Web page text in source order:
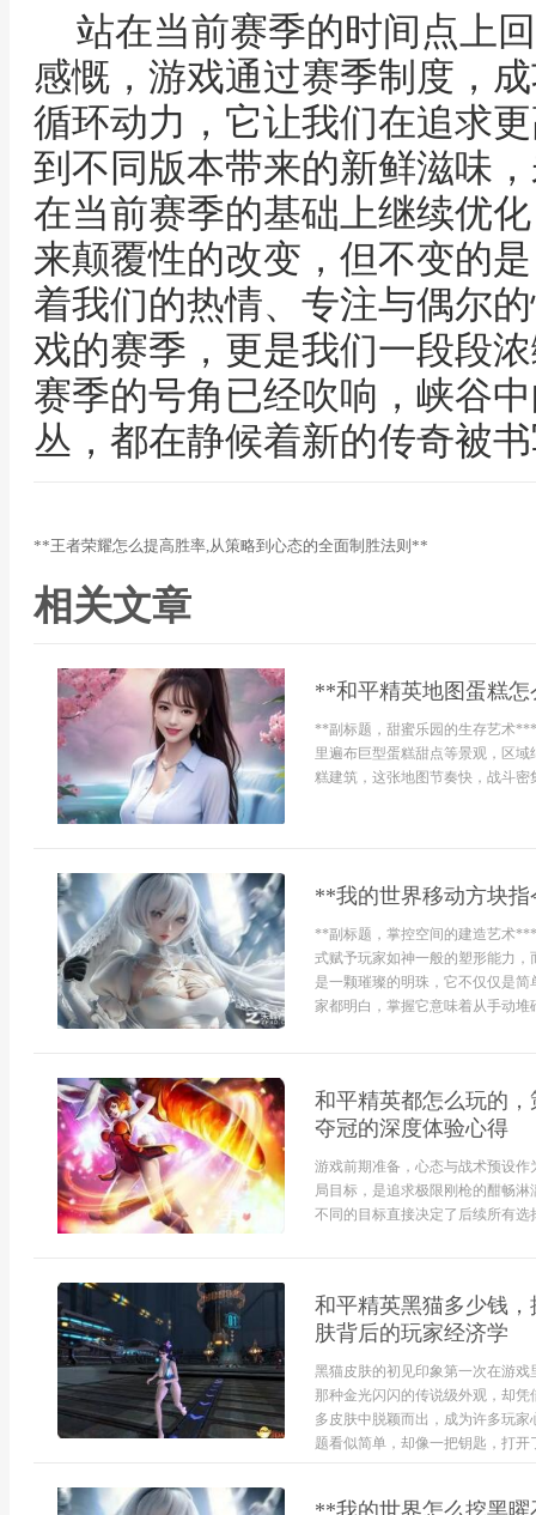
站在当前赛季的时间点上
感慨，游戏通过赛季制度，
循环动力，它让我们在追求
到不同版本带来的新鲜滋味
在当前赛季的基础上继续优
来颠覆性的改变，但不变的
着我们的热情、专注与偶尔
戏的赛季，更是我们一段段
赛季的号角已经吹响，峡谷
丛，都在静候着新的传奇被
**王者荣耀怎么提高胜率,从策略到心态的全面制胜法则**
相关文章
**和平精英地图蛋糕
**副标题，甜蜜乐园的生存艺术
里遍布巨型蛋糕甜点等景观，区
糕建筑，这张地图节奏快，战斗
**我的世界移动方块
**副标题，掌控空间的建造艺术
式赋予玩家如神一般的塑形能力
是一颗璀璨的明珠，它不仅仅是
家都明白，掌握它意味着从手动堆
和平精英都怎么玩的
夺冠的深度体验心得
游戏前期准备，心态与战术预设
局目标，是追求极限刚枪的酣畅
不同的目标直接决定了后续所有选
和平精英黑猫多少钱
肤背后的玩家经济学
黑猫皮肤的初见印象第一次在游
那种金光闪闪的传说级外观，却
多皮肤中脱颖而出，成为许多玩
题看似简单，却像一把钥匙，打
**我的世界怎么挖黑